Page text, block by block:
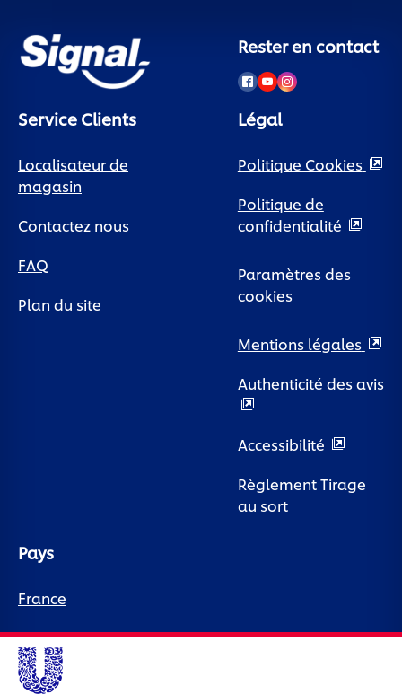
Rester en contact
Service Clients
Localisateur de
magasin
Contactez nous
FAQ
Plan du site
Légal
Politique Cookies
Politique de
confidentialité
Paramètres des
cookies
Mentions légales
Authenticité des avis
Accessibilité
Règlement Tirage
au sort
Pays
France